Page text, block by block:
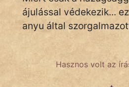
ájulással védekezik...
anyu által
Hasznos volt az